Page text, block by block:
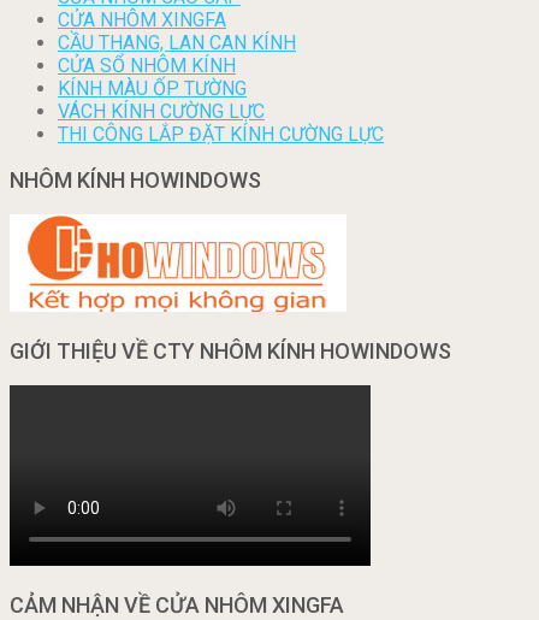
CỬA NHÔM XINGFA
CẦU THANG, LAN CAN KÍNH
CỬA SỔ NHÔM KÍNH
KÍNH MÀU ỐP TƯỜNG
VÁCH KÍNH CƯỜNG LỰC
THI CÔNG LẮP ĐẶT KÍNH CƯỜNG LỰC
NHÔM KÍNH HOWINDOWS
GIỚI THIỆU VỀ CTY NHÔM KÍNH HOWINDOWS
CẢM NHẬN VỀ CỬA NHÔM XINGFA